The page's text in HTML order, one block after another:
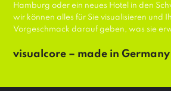
Hamburg oder ein neues Hotel in den
wir können alles für Sie visualisieren und
Vorgeschmack darauf geben, was sie
visualcore – made in Germany